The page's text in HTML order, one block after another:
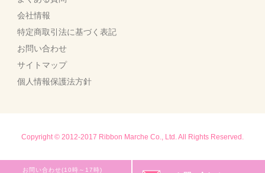
お問い合わせ(10時～17時)
会社情報
特定商取引法に基づく表記
お問い合わせ
サイトマップ
個人情報保護法方針
Copyright © 2012-2017 Ribbon Marche Co., Ltd. All Rights Reserved.